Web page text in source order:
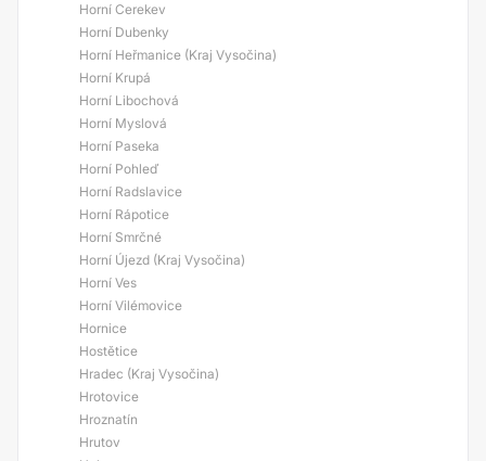
Horní Cerekev
Horní Dubenky
Horní Heřmanice (Kraj Vysočina)
Horní Krupá
Horní Libochová
Horní Myslová
Horní Paseka
Horní Pohleď
Horní Radslavice
Horní Rápotice
Horní Smrčné
Horní Újezd (Kraj Vysočina)
Horní Ves
Horní Vilémovice
Hornice
Hostětice
Hradec (Kraj Vysočina)
Hrotovice
Hroznatín
Hrutov